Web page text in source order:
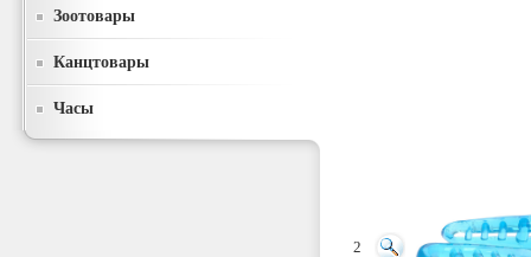
Зоотовары
Канцтовары
Часы
2